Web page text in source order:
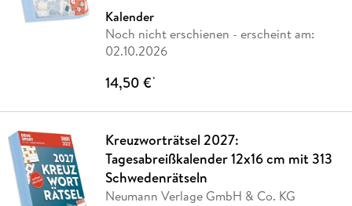
Kalender
Noch nicht erschienen - erscheint am:
02.10.2026
14,50 €*
Kreuzworträtsel 2027:
Tagesabreißkalender 12x16 cm mit 313
Schwedenrätseln
Neumann Verlage GmbH & Co. KG